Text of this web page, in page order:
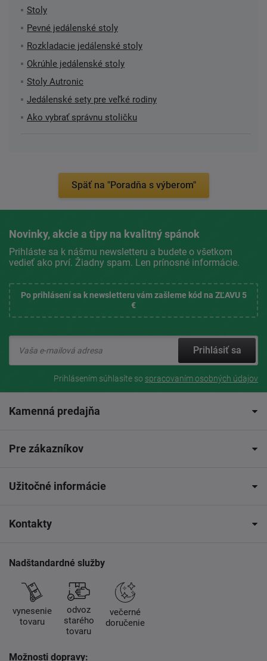
Stoly
Pevné jedálenské stoly
Rozkladacie jedálenské stoly
Okrúhle jedálenské stoly
Stoly Autronic
Jedálenské sety pre veľké rodiny
Ako vybrať správnu stoličku
Späť na "Poradňa s výberom"
Novinky, akcie a tipy na kvalitný spánok
Prihláste sa k nášmu newsletteru a budete o všetkom
vedieť ako prví. Žiadny spam. Len prínosné informácie.
Po prihlásení sa k newsletteru vám zašleme kód na ZĽAVU 5
€
Prihlásiť sa
Prihlásením súhlasíte so spracovaním osobných údajov
Kamenná predajňa
Pre zákazníkov
Užitočné informácie
Kontakty
Nadštandardné služby
vynesenie
tovaru
odvoz
starého
tovaru
večerné
doručenie
Možnosti dopravy: